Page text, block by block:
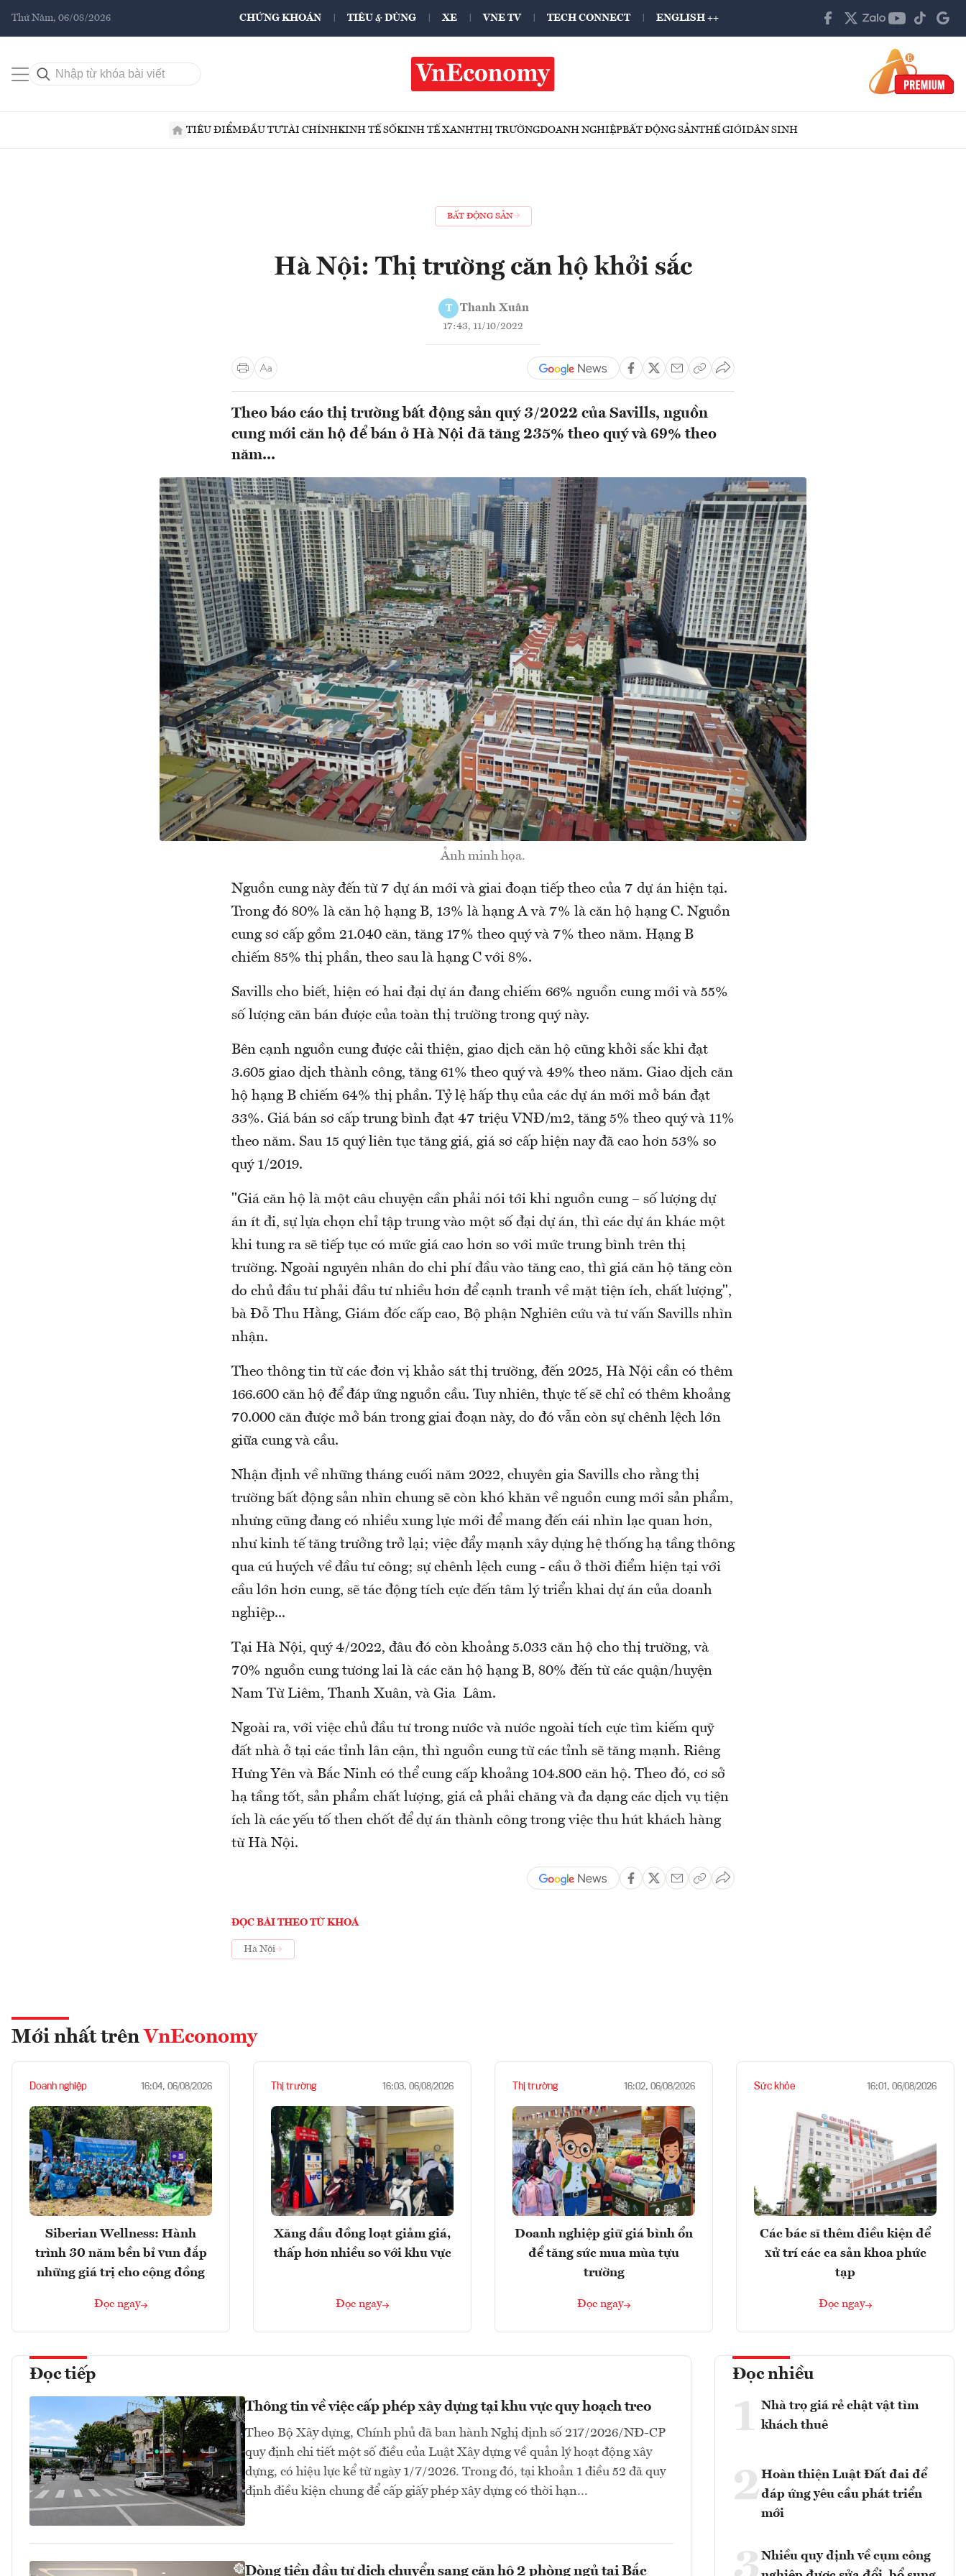
Thứ Năm, 06/08/2026 CHỨNG KHOÁN TIÊU & DÙNG XE VNE TV TECH CONNECT ENGLISH ++
TIÊU ĐIỂMĐẦU TƯTÀI CHÍNHKINH TẾ SỐKINH TẾ XANHTHỊ TRƯỜNGDOANH NGHIỆPBẤT ĐỘNG SẢNTHẾ GIỚIDÂN SINH
BẤT ĐỘNG SẢN
Hà Nội: Thị trường căn hộ khởi sắc
T Thanh Xuân
17:43, 11/10/2022
Theo báo cáo thị trường bất động sản quý 3/2022 của Savills, nguồn
cung mới căn hộ để bán ở Hà Nội đã tăng 235% theo quý và 69% theo
năm...
Ảnh minh họa.
Nguồn cung này đến từ 7 dự án mới và giai đoạn tiếp theo của 7 dự án hiện tại.
Trong đó 80% là căn hộ hạng B, 13% là hạng A và 7% là căn hộ hạng C. Nguồn
cung sơ cấp gồm 21.040 căn, tăng 17% theo quý và 7% theo năm. Hạng B
chiếm 85% thị phần, theo sau là hạng C với 8%.
Savills cho biết, hiện có hai đại dự án đang chiếm 66% nguồn cung mới và 55%
số lượng căn bán được của toàn thị trường trong quý này.
Bên cạnh nguồn cung được cải thiện, giao dịch căn hộ cũng khởi sắc khi đạt
3.605 giao dịch thành công, tăng 61% theo quý và 49% theo năm. Giao dịch căn
hộ hạng B chiếm 64% thị phần. Tỷ lệ hấp thụ của các dự án mới mở bán đạt
33%. Giá bán sơ cấp trung bình đạt 47 triệu VNĐ/m2, tăng 5% theo quý và 11%
theo năm. Sau 15 quý liên tục tăng giá, giá sơ cấp hiện nay đã cao hơn 53% so
quý 1/2019.
"Giá căn hộ là một câu chuyện cần phải nói tới khi nguồn cung – số lượng dự
án ít đi, sự lựa chọn chỉ tập trung vào một số đại dự án, thì các dự án khác một
khi tung ra sẽ tiếp tục có mức giá cao hơn so với mức trung bình trên thị
trường. Ngoài nguyên nhân do chi phí đầu vào tăng cao, thì giá căn hộ tăng còn
do chủ đầu tư phải đầu tư nhiều hơn để cạnh tranh về mặt tiện ích, chất lượng",
bà Đỗ Thu Hằng, Giám đốc cấp cao, Bộ phận Nghiên cứu và tư vấn Savills nhìn
nhận.
Theo thông tin từ các đơn vị khảo sát thị trường, đến 2025, Hà Nội cần có thêm
166.600 căn hộ để đáp ứng nguồn cầu. Tuy nhiên, thực tế sẽ chỉ có thêm khoảng
70.000 căn được mở bán trong giai đoạn này, do đó vẫn còn sự chênh lệch lớn
giữa cung và cầu.
Nhận định về những tháng cuối năm 2022, chuyên gia Savills cho rằng thị
trường bất động sản nhìn chung sẽ còn khó khăn về nguồn cung mới sản phẩm,
nhưng cũng đang có nhiều xung lực mới để mang đến cái nhìn lạc quan hơn,
như kinh tế tăng trưởng trở lại; việc đẩy mạnh xây dựng hệ thống hạ tầng thông
qua cú huých về đầu tư công; sự chênh lệch cung - cầu ở thời điểm hiện tại với
cầu lớn hơn cung, sẽ tác động tích cực đến tâm lý triển khai dự án của doanh
nghiệp...
Tại Hà Nội, quý 4/2022, đâu đó còn khoảng 5.033 căn hộ cho thị trường, và
70% nguồn cung tương lai là các căn hộ hạng B, 80% đến từ các quận/huyện
Nam Từ Liêm, Thanh Xuân, và Gia Lâm.
Ngoài ra, với việc chủ đầu tư trong nước và nước ngoài tích cực tìm kiếm quỹ
đất nhà ở tại các tỉnh lân cận, thì nguồn cung từ các tỉnh sẽ tăng mạnh. Riêng
Hưng Yên và Bắc Ninh có thể cung cấp khoảng 104.800 căn hộ. Theo đó, cơ sở
hạ tầng tốt, sản phẩm chất lượng, giá cả phải chăng và đa dạng các dịch vụ tiện
ích là các yếu tố then chốt để dự án thành công trong việc thu hút khách hàng
từ Hà Nội.
ĐỌC BÀI THEO TỪ KHOÁ
Hà Nội
Mới nhất trên VnEconomy
Doanh nghiệp 16:04, 06/08/2026
Siberian Wellness: Hành
trình 30 năm bền bỉ vun đắp
những giá trị cho cộng đồng
Đọc ngay
Thị trường 16:03, 06/08/2026
Xăng dầu đồng loạt giảm giá,
thấp hơn nhiều so với khu vực
Đọc ngay
Thị trường 16:02, 06/08/2026
Doanh nghiệp giữ giá bình ổn
để tăng sức mua mùa tựu
trường
Đọc ngay
Sức khỏe 16:01, 06/08/2026
Các bác sĩ thêm điều kiện để
xử trí các ca sản khoa phức
tạp
Đọc ngay
Đọc tiếp
Thông tin về việc cấp phép xây dựng tại khu vực quy hoạch treo
Theo Bộ Xây dựng, Chính phủ đã ban hành Nghị định số 217/2026/NĐ-CP
quy định chi tiết một số điều của Luật Xây dựng về quản lý hoạt động xây
dựng, có hiệu lực kể từ ngày 1/7/2026. Trong đó, tại khoản 1 điều 52 đã quy
định điều kiện chung để cấp giấy phép xây dựng có thời hạn…
Dòng tiền đầu tư dịch chuyển sang căn hộ 2 phòng ngủ tại Bắc
Đọc nhiều
1 Nhà trọ giá rẻ chật vật tìm
khách thuê
2Hoàn thiện Luật Đất đai để
đáp ứng yêu cầu phát triển
mới
Nhiều quy định về cụm công